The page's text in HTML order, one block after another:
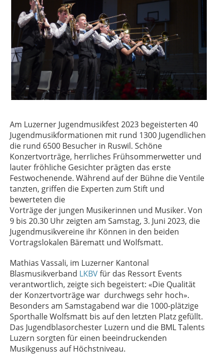
Am Luzerner Jugendmusikfest 2023 begeisterten 40
Jugendmusikformationen mit rund 1300 Jugendlichen
die rund 6500 Besucher in Ruswil. Schöne
Konzertvorträge, herrliches Frühsommerwetter und
lauter fröhliche Gesichter prägten das erste
Festwochenende. Während auf der Bühne die Ventile
tanzten, griffen die Experten zum Stift und
bewerteten die
Vorträge der jungen Musikerinnen und Musiker. Von
9 bis 20.30 Uhr zeigten am Samstag, 3. Juni 2023, die
Jugendmusikvereine ihr Können in den beiden
Vortragslokalen Bärematt und Wolfsmatt.
Mathias Vassali, im Luzerner Kantonal
Blasmusikverband LKBVfür das Ressort Events
verantwortlich, zeigte sich begeistert: «Die Qualität
der Konzertvorträge war durchwegs sehr hoch».
Besonders am Samstagabend war die 1000-plätzige
Sporthalle Wolfsmatt bis auf den letzten Platz gefüllt.
Das Jugendblasorchester Luzern und die BML Talents
Luzern sorgten für einen beeindruckenden
Musikgenuss auf Höchstniveau.